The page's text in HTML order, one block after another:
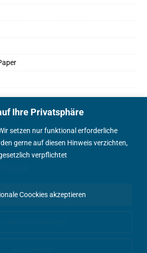
Ihre Privatsphäre
setzen nur funktional erforderliche
gerne auf diesen Hinweis verzichten,
verpflichtet
Coockies akzeptieren